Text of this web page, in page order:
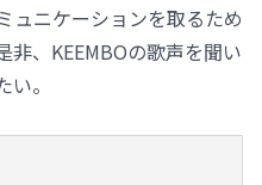
ュニケーションを取るため
非、KEEMBOの歌声を聞い
。